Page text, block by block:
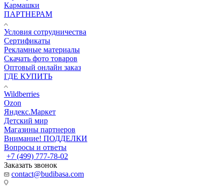
Кармашки
ПАРТНЕРАМ
Условия сотрудничества
Сертификаты
Рекламные материалы
Скачать фото товаров
Оптовый онлайн заказ
ГДЕ КУПИТЬ
Wildberries
Ozon
Яндекс.Маркет
Детский мир
Магазины партнеров
Внимание! ПОДДЕЛКИ
Вопросы и ответы
+7 (499) 777-78-02
Заказать звонок
contact@budibasa.com